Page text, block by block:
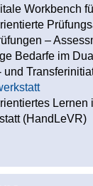
Workbench
–
Bedarfe im
und
Lernen
(HandLeVR)